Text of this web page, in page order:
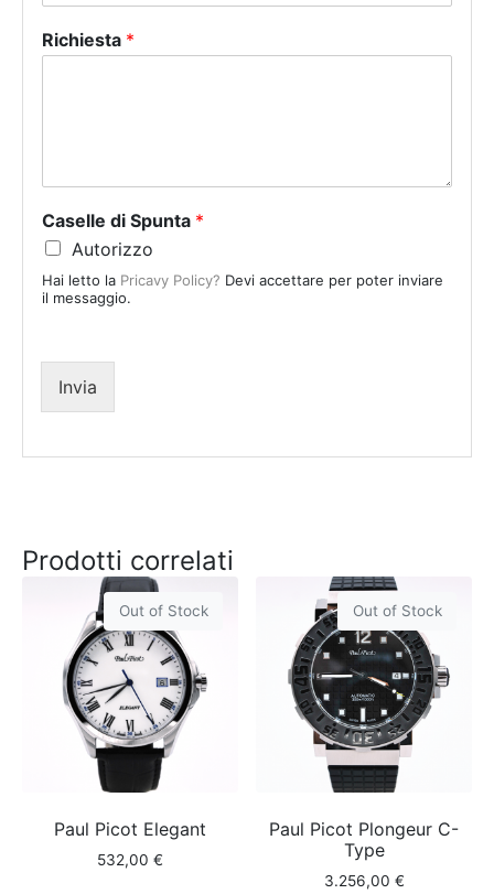
i
t
e
s
+
Richiesta *
Caselle di Spunta *
Autorizzo
Hai letto la Pricavy Policy? Devi accettare per poter inviare
il messaggio.
Invia
Prodotti correlati
Out of Stock
Paul Picot Elegant
532,00 €
Out of Stock
Paul Picot Plongeur C-
Type
3.256,00 €